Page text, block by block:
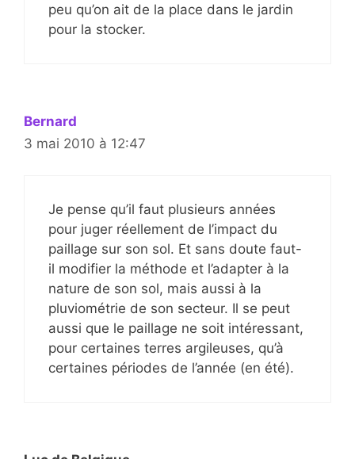
peu qu’on ait de la place dans le jardin
pour la stocker.
Bernard
3 mai 2010 à 12:47
Je pense qu’il faut plusieurs années
pour juger réellement de l’impact du
paillage sur son sol. Et sans doute faut-
il modifier la méthode et l’adapter à la
nature de son sol, mais aussi à la
pluviométrie de son secteur. Il se peut
aussi que le paillage ne soit intéressant,
pour certaines terres argileuses, qu’à
certaines périodes de l’année (en été).